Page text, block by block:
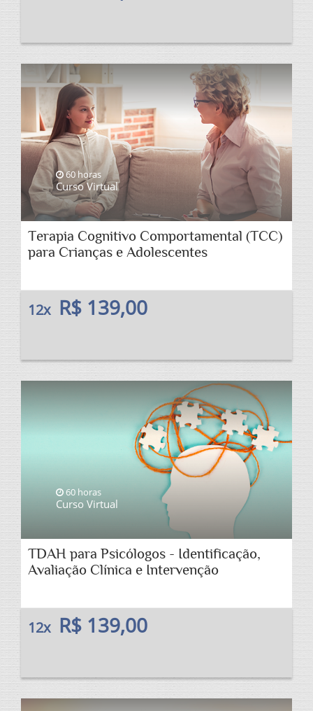
60 horas
Curso Virtual
Terapia Cognitivo Comportamental (TCC)
para Crianças e Adolescentes
12x R$ 139,00
60 horas
Curso Virtual
TDAH para Psicólogos - Identificação,
Avaliação Clínica e Intervenção
12x R$ 139,00